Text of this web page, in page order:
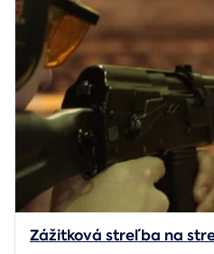
Zážitková streľba na